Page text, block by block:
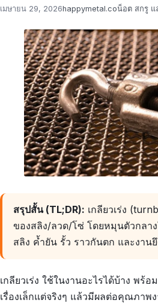
Posted
เมษายน 29, 2026by
happymetal.coin
น็อต สกรู แ
สรุปสั้น (TL;DR): เกลียวเร่ง
ของสลิง/ลวด/โซ่ โดยหมุนตัวกลา
สลิง ค้ำยัน รั้ว ราวกันตก และงาน
เกลียวเร่ง ใช้ในงานอะไรได้บ้าง พร้
เรื่องเล็กแต่จริงๆ แล้วมีผลต่อคุณภาพ